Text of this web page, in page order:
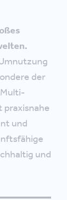
der
praxisnahe
und
und